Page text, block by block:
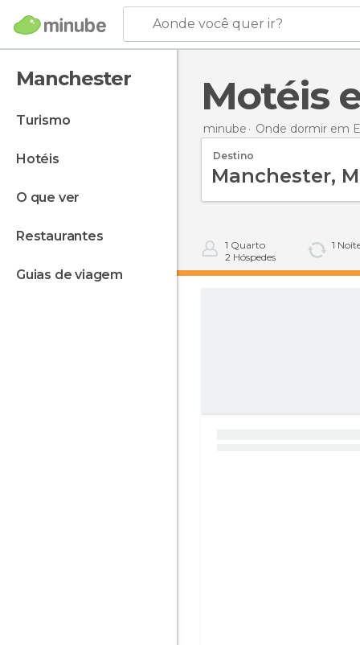
Aonde você quer ir?
Manchester
turismo
hotéis
o que ver
restaurantes
guias de viagem
minube Onde dormir em
Destino
1 Quarto
2 Hóspedes
1